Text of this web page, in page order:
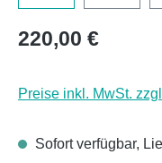
Regulärer Preis:
220,00 €
Preise inkl. MwSt.
Sofort verfügbar,